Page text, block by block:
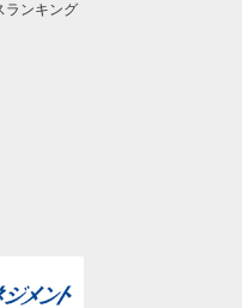
ランキング